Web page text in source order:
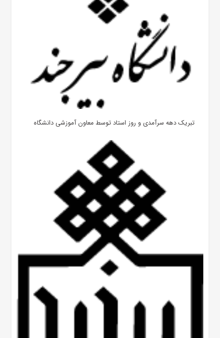
تبریک دهه سرآمدی و روز استاد توسط معاون آموزشی دانشگاه